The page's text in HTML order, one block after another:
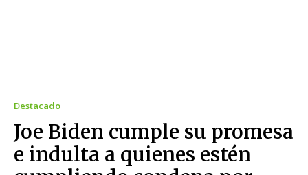
Destacado
Joe Biden cumple su promesa
e indulta a quienes estén